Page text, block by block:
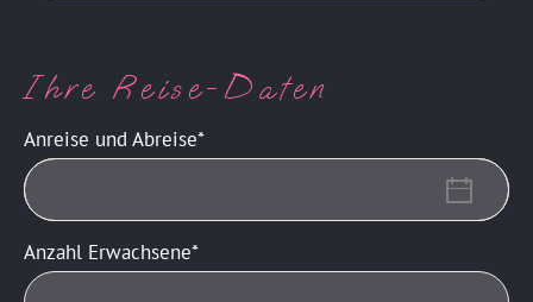
Ihre Reise-Daten
Anreise und Abreise
Anzahl Erwachsene